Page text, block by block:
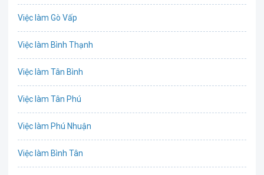
Việc làm Gò Vấp
Việc làm Bình Thạnh
Việc làm Tân Bình
Việc làm Tân Phú
Việc làm Phú Nhuận
Việc làm Bình Tân